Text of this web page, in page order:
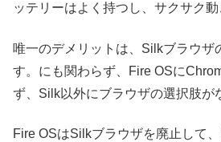
ッテリーはよく持つし、サクサク動
唯一のデメリットは、Silkブラウザ
す。にも関わらず、Fire OSに
ず、Silk以外にブラウザの選択肢が
Fire OSはSilkブラウザを廃止して